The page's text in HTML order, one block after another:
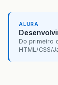
ALURA
Do primeiro
HTML/CSS/